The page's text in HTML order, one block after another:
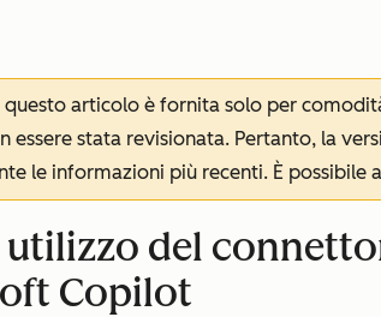
articolo è fornita solo per
stata revisionata. Pertanto, la
le informazioni più recenti. È possibile
utilizzo del
Copilot